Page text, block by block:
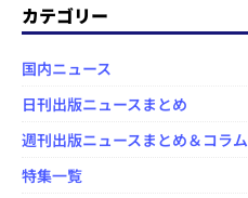
カテゴリー
国内ニュース
日刊出版ニュースまとめ
週刊出版ニュースまとめ＆コラム
特集一覧